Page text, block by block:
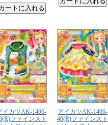
イカツAK-1406-
ファインスト
アイカツAK-1406-
40(R)ファインスト